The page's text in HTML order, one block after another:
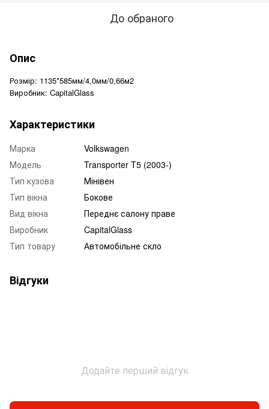
До обраного
Опис
Розмір: 1135*585мм/4,0мм/0,66м2
Виробник: CapitalGlass
Характеристики
Марка
Volkswagen
Модель
Transporter T5 (2003-)
Тип кузова
Мінівен
Тип вікна
Бокове
Вид вікна
Переднє салону праве
Виробник
CapitalGlass
Тип товару
Автомобільне скло
Відгуки
Додайте перший відгук